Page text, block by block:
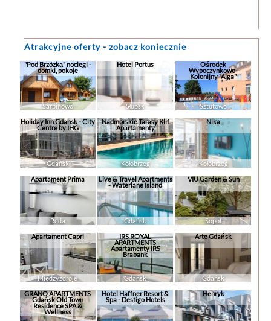
Atrakcyjne oferty - zobacz koniecznie
"Pod Brzózką" noclegi -
domki, pokoje
Sarbinowo
Hotel Portus
Słupsk
Ośrodek
Wypoczynkowo-
Kolonijny "Alga"
Sztutowo
Holiday Inn Gdansk - City
Centre by IHG
Gdańsk
Nadmorskie Tarasy Klif
Apartamenty
Kołobrzeg
Nika
Kołobrzeg
Apartament Prima
Reda
Live & Travel Apartments
- Waterlane Island
Gdańsk
VIU Garden & Sun
Sopot
Apartament Capri
Międzyzdroje
IRS ROYAL
APARTMENTS
Apartamenty IRS
Brabank
Gdańsk
Arte Gdańsk
Gdańsk
GRANO APARTMENTS
Gdańsk Old Town
Residence SPA &
Wellness
Hotel Haffner Resort &
Spa - Destigo Hotels
Henryk